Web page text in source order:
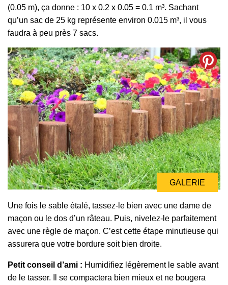
(0.05 m), ça donne : 10 x 0.2 x 0.05 = 0.1 m³. Sachant
qu’un sac de 25 kg représente environ 0.015 m³, il vous
faudra à peu près 7 sacs.
GALERIE
Une fois le sable étalé, tassez-le bien avec une dame de
maçon ou le dos d’un râteau. Puis, nivelez-le parfaitement
avec une règle de maçon. C’est cette étape minutieuse qui
assurera que votre bordure soit bien droite.
Petit conseil d’ami : Humidifiez légèrement le sable avant
de le tasser. Il se compactera bien mieux et ne bougera